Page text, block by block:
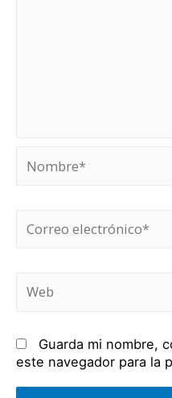
electrónico*
Guarda mi nombre,
este navegador para la